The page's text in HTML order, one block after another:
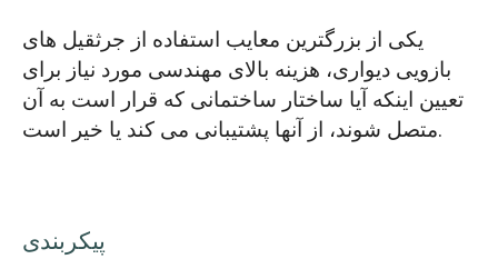
یکی از بزرگترین معایب استفاده از جرثقیل های
بازویی دیواری، هزینه بالای مهندسی مورد نیاز برای
تعیین اینکه آیا ساختار ساختمانی که قرار است به آن
متصل شوند، از آنها پشتیبانی می کند یا خیر است.
پیکربندی